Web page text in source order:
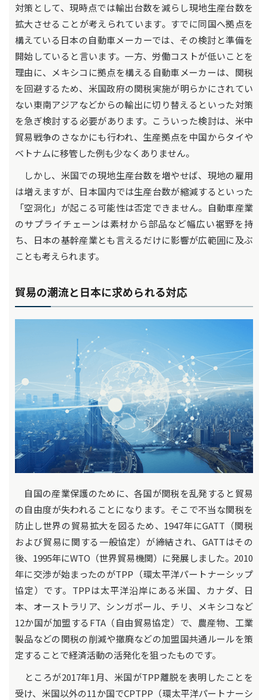
対策として、現時点では輸出台数を減らし現地生産台数を
拡大させることが考えられています。すでに同国へ拠点を
構えている日本の自動車メーカーでは、その検討と準備を
開始していると言います。一方、労働コストが低いことを
理由に、メキシコに拠点を構える自動車メーカーは、関税
を回避するため、米国政府の関税実施が明らかにされてい
ない東南アジアなどからの輸出に切り替えるといった対策
を急ぎ検討する必要があります。こういった検討は、米中
貿易戦争のさなかにも行われ、生産拠点を中国からタイや
ベトナムに移管した例も少なくありません。
しかし、米国での現地生産台数を増やせば、現地の雇用
は増えますが、日本国内では生産台数が縮減するといった
「空洞化」が起こる可能性は否定できません。自動車産業
のサプライチェーンは素材から部品など幅広い裾野を持
ち、日本の基幹産業とも言えるだけに影響が広範囲に及ぶ
ことも考えられます。
貿易の潮流と日本に求められる対応
自国の産業保護のために、各国が関税を乱発すると貿易
の自由度が失われることになります。そこで不当な関税を
防止し世界の貿易拡大を図るため、1947年にGATT（関税
および貿易に関する一般協定）が締結され、GATTはその
後、1995年にWTO（世界貿易機関）に発展しました。2010
年に交渉が始まったのがTPP（環太平洋パートナーシップ
協定）です。TPPは太平洋沿岸にある米国、カナダ、日
本、オーストラリア、シンガポール、チリ、メキシコなど
12か国が加盟するFTA（自由貿易協定）で、農産物、工業
製品などの関税の削減や撤廃などの加盟国共通ルールを策
定することで経済活動の活発化を狙ったものです。
ところが2017年1月、米国がTPP離脱を表明したことを
受け、米国以外の11か国でCPTPP（環太平洋パートナーシ